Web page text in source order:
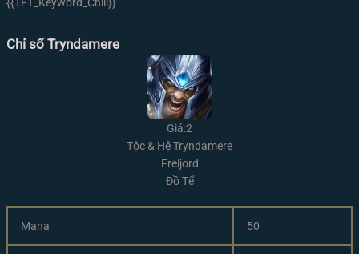
Chỉ số Tryndamere
Giá:2
Tộc & Hệ Tryndamere
Freljord
Đồ Tể
Mana 50